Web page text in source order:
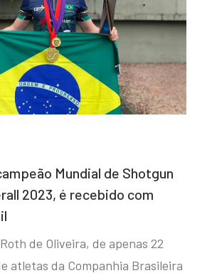
Mundial de Shotgun
2023, é recebido com
de Oliveira, de apenas 22
atletas da Companhia Brasileira